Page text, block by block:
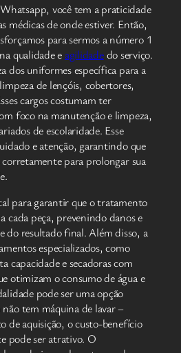
você tem a praticidade
médicas de onde estiver. Então,
para sermos a número 1
qualidade e agilidadedo serviço.
dos uniformes específica para a
de lençóis, cobertores,
cargos costumam ter
foco na manutenção e limpeza,
de escolaridade. Esse
e atenção, garantindo que
corretamente para prolongar sua
para garantir que o tratamento
cada peça, prevenindo danos e
do resultado final. Além disso, a
especializados, como
capacidade e secadoras com
otimizam o consumo de água e
pode ser uma opção
tem máquina de lavar –
de aquisição, o custo-benefício
pode ser atrativo. O